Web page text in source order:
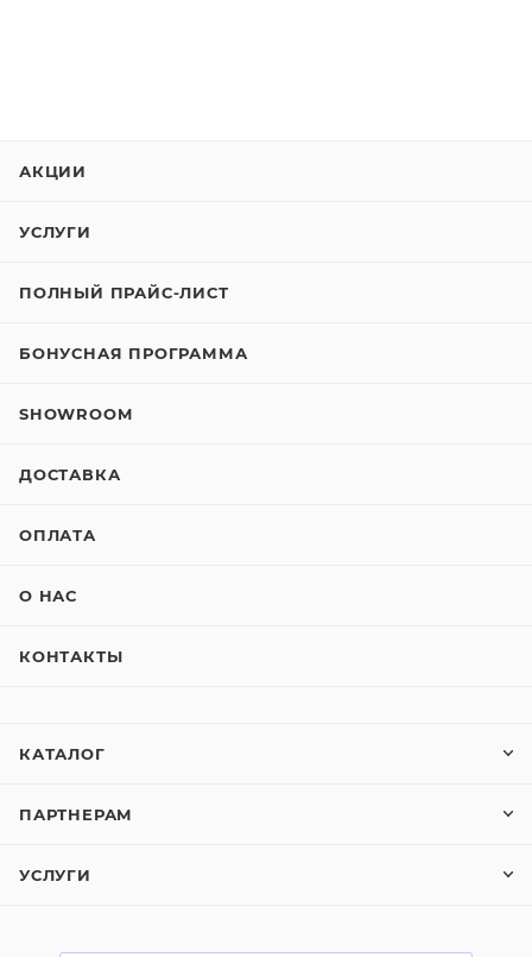
АКЦИИ
УСЛУГИ
ПОЛНЫЙ ПРАЙС-ЛИСТ
БОНУСНАЯ ПРОГРАММА
SHOWROOM
ДОСТАВКА
ОПЛАТА
О НАС
КОНТАКТЫ
КАТАЛОГ
ПАРТНЕРАМ
УСЛУГИ